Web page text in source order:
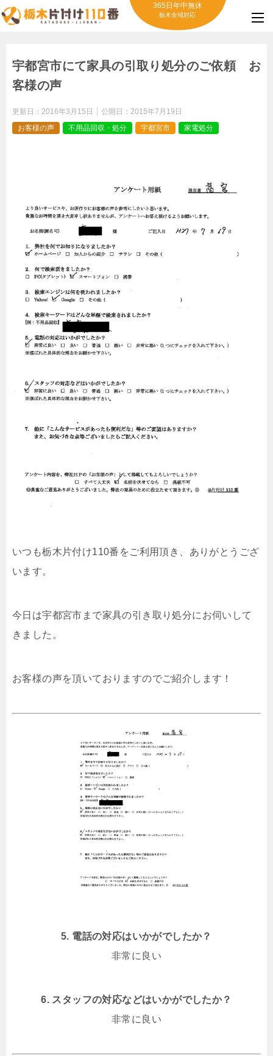
365日年中無休
栃木全域対応
宇都宮市にて家具の引取り処分のご依頼 お
客様の声
更新日： 2016年3月15日 公開日： 2015年7月19日
お客様の声
不用品回収・処分 宇都宮市 家電処分
いつも栃木片付け110番をご利用頂き、ありがとうござ
います。
今日は宇都宮市まで家具の引き取り処分にお伺いして
きました。
お客様の声を頂いておりますのでご紹介します！
5. 電話の対応はいかがでしたか？
非常に良い
6. スタッフの対応などはいかがでしたか？
非常に良い